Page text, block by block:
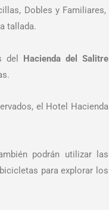
Dobles y Familiares,
tallada.
del Hacienda del Salitre
el Hotel Hacienda
podrán utilizar las
para explorar los